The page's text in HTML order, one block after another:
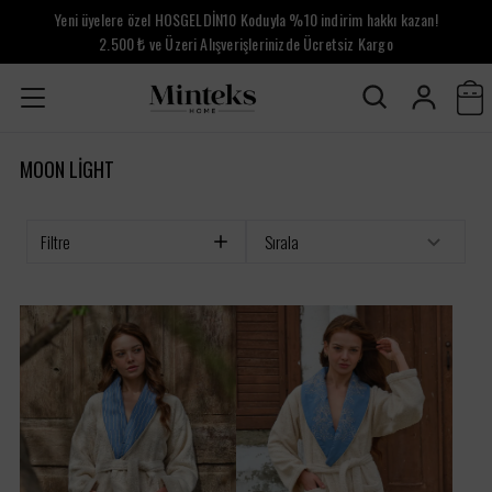
Yeni üyelere özel HOSGELDİN10 Koduyla %10 indirim hakkı kazan!
2.500 ₺ ve Üzeri Alışverişlerinizde Ücretsiz Kargo
MOON LIGHT
Filtre Sırala